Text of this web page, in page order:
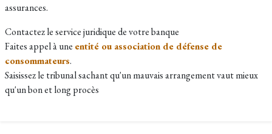
assurances.
Contactez le service juridique de votre banque
Faites appel àune entité ou association de défense de
consommateurs.
Saisissez le tribunal sachant qu'un mauvais arrangement vaut mieux
qu'un bon et long procès